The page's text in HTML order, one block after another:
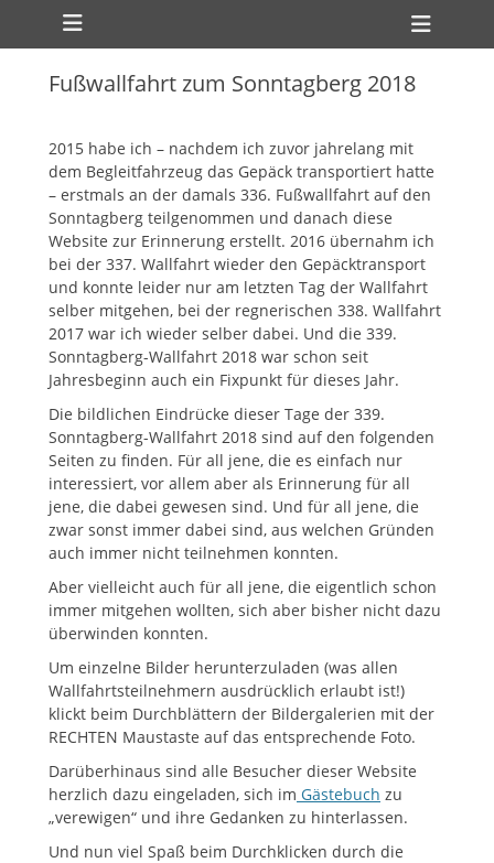
Primäres Menü
Zum
Inhalt
Fußwallfahrt zum Sonntagberg 2018
2015 habe ich – nachdem ich zuvor jahrelang mit
dem Begleitfahrzeug das Gepäck transportiert hatte
– erstmals an der damals 336. Fußwallfahrt auf den
Sonntagberg teilgenommen und danach diese
Website zur Erinnerung erstellt. 2016 übernahm ich
bei der 337. Wallfahrt wieder den Gepäcktransport
und konnte leider nur am letzten Tag der Wallfahrt
selber mitgehen, bei der regnerischen 338. Wallfahrt
2017 war ich wieder selber dabei. Und die 339.
Sonntagberg-Wallfahrt 2018 war schon seit
Jahresbeginn auch ein Fixpunkt für dieses Jahr.
Die bildlichen Eindrücke dieser Tage der 339.
Sonntagberg-Wallfahrt 2018 sind auf den folgenden
Seiten zu finden. Für all jene, die es einfach nur
interessiert, vor allem aber als Erinnerung für all
jene, die dabei gewesen sind. Und für all jene, die
zwar sonst immer dabei sind, aus welchen Gründen
auch immer nicht teilnehmen konnten.
Aber vielleicht auch für all jene, die eigentlich schon
immer mitgehen wollten, sich aber bisher nicht dazu
überwinden konnten.
Um einzelne Bilder herunterzuladen (was allen
Wallfahrtsteilnehmern ausdrücklich erlaubt ist!)
klickt beim Durchblättern der Bildergalerien mit der
RECHTEN Maustaste auf das entsprechende Foto.
Darüberhinaus sind alle Besucher dieser Website
herzlich dazu eingeladen, sich im Gästebuch zu
„verewigen“ und ihre Gedanken zu hinterlassen.
Und nun viel Spaß beim Durchklicken durch die